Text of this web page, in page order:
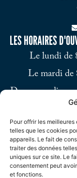
Pour offrir les
telles que les cookies
appareils. Le fait de
traiter des données
uniques sur ce site. Le
consentement peut
et fonctions.
LES HORAIRES
Le lundi de
Le mardi de
Du mercredi au